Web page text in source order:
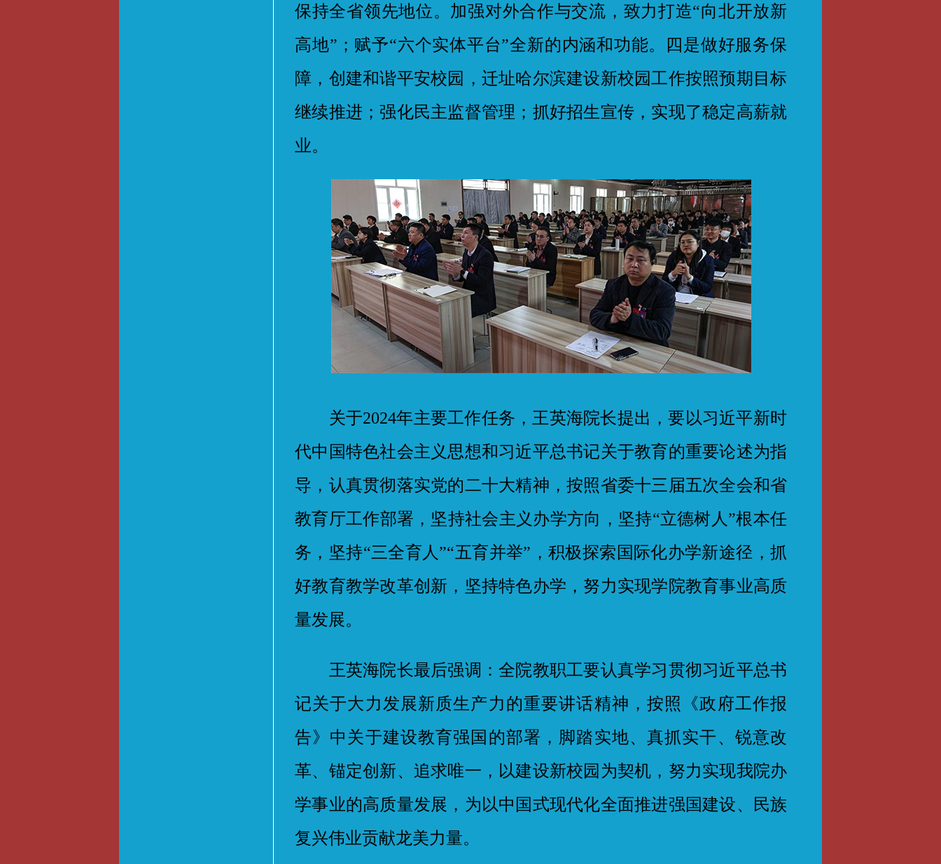
保持全省领先地位。加强对外合作与交流，致力打造“向北开放新
高地”；赋予“六个实体平台”全新的内涵和功能。四是做好服务保
障，创建和谐平安校园，迁址哈尔滨建设新校园工作按照预期目标
继续推进；强化民主监督管理；抓好招生宣传，实现了稳定高薪就
业。
关于2024年主要工作任务，王英海院长提出，要以习近平新时
代中国特色社会主义思想和习近平总书记关于教育的重要论述为指
导，认真贯彻落实党的二十大精神，按照省委十三届五次全会和省
教育厅工作部署，坚持社会主义办学方向，坚持“立德树人”根本任
务，坚持“三全育人”“五育并举”，积极探索国际化办学新途径，抓
好教育教学改革创新，坚持特色办学，努力实现学院教育事业高质
量发展。
王英海院长最后强调：全院教职工要认真学习贯彻习近平总书
记关于大力发展新质生产力的重要讲话精神，按照《政府工作报
告》中关于建设教育强国的部署，脚踏实地、真抓实干、锐意改
革、锚定创新、追求唯一，以建设新校园为契机，努力实现我院办
学事业的高质量发展，为以中国式现代化全面推进强国建设、民族
复兴伟业贡献龙美力量。